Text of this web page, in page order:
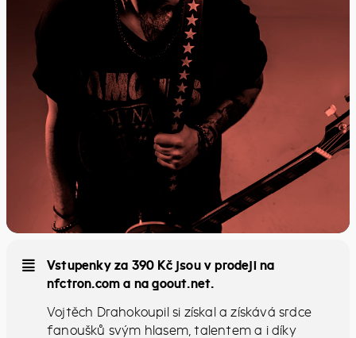
Vstupenky za 390 Kč jsou v prodeji na
nfctron.com a na goout.net.
Vojtěch Drahokoupil si získal a získává srdce
fanoušků svým hlasem, talentem a i díky